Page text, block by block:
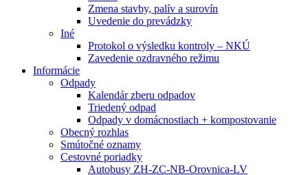
Zmena stavby, palív a surovín
Uvedenie do prevádzky
Iné
Protokol o výsledku kontroly – NKÚ
Zavedenie ozdravného režimu
Informácie
Odpady
Kalendár zberu odpadov
Triedený odpad
Odpady v domácnostiach + kompostovanie
Obecný rozhlas
Smútočné oznamy
Cestovné poriadky
Autobusy ZH-ZC-NB-Orovnica-LV